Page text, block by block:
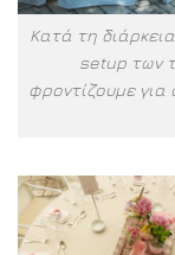
Κατά τη
setup των
φροντίζουμε